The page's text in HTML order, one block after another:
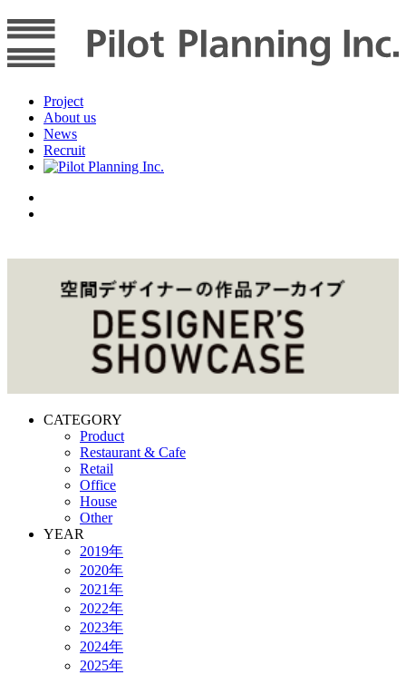
Project
About us
News
Recruit
CATEGORY
Product
Restaurant & Cafe
Retail
Office
House
Other
YEAR
2019年
2020年
2021年
2022年
2023年
2024年
2025年